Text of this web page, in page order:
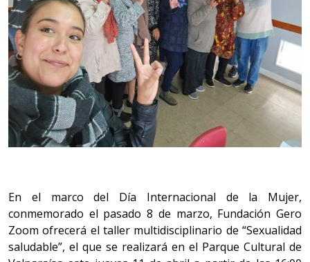
En el marco del Día Internacional de la Mujer,
conmemorado el pasado 8 de marzo, Fundación Gero
Zoom ofrecerá el taller multidisciplinario de “Sexualidad
saludable”, el que se realizará en el Parque Cultural de